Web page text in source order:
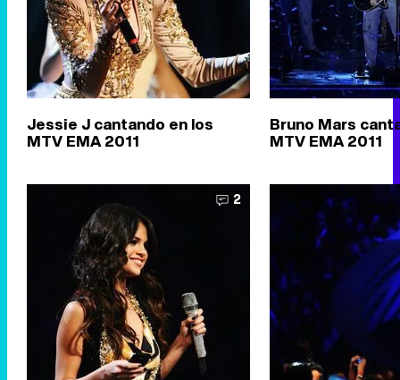
Jessie J cantando en los
MTV EMA 2011
Bruno Mars
MTV EMA 2011
2